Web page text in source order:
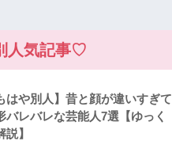
人気記事♡
はや別人】昔と顔が違いすぎて
バレバレな芸能人7選【ゆっく
説】